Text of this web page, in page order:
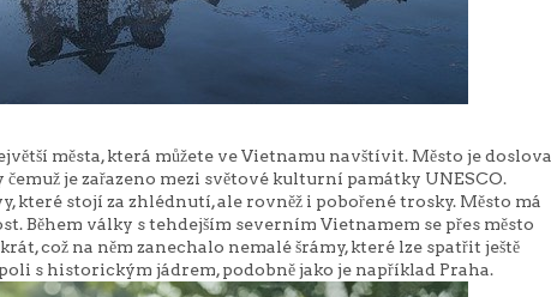
města, která můžete ve Vietnamu navštívit. Město je doslova
je zařazeno mezi světové kulturní památky UNESCO.
které stojí za zhlédnutí, ale rovněž i pobořené trosky. Město má
Během války s tehdejším severním Vietnamem se přes město
což na něm zanechalo nemalé šrámy, které lze spatřit ještě
s historickým jádrem, podobně jako je například Praha.